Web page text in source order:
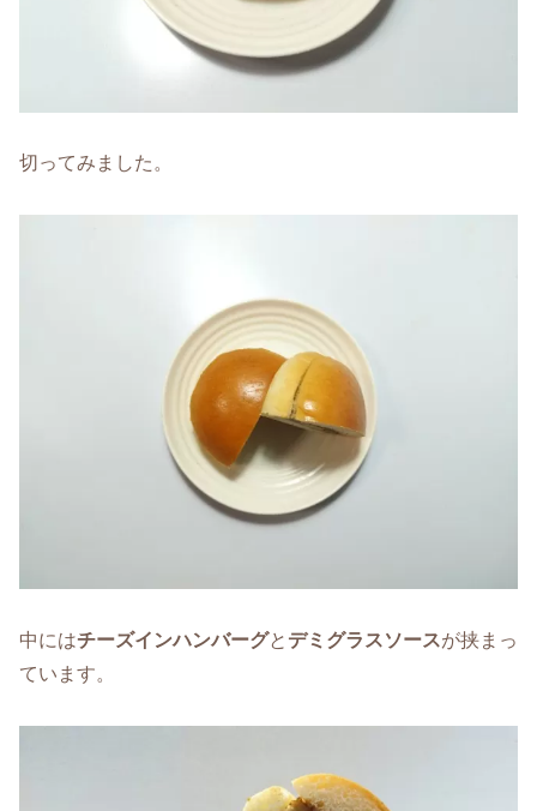
切ってみました。
中にはチーズインハンバーグと デミグラスソースが挟まっ
ています。